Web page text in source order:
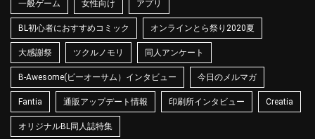
一般ゲーム 女性向け アプリ
BL初心者におすすめコミック オンラインとら祭り2020夏
大感謝祭 ツクルノモリ 同人アンケート
B-Awesome(ビーオーサム）インタビュー 今日のメルマガ
Fantia 通販アップデート情報 印刷所インタビュー Creatia
オリジナルBL同人誌特集